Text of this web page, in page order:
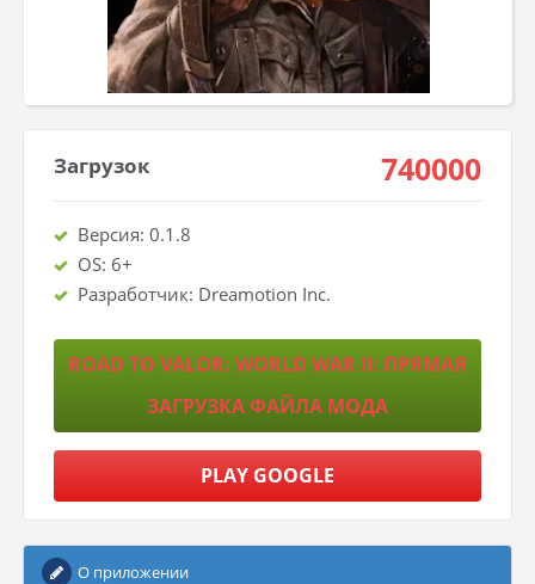
Загрузок 740000
Версия: 0.1.8
OS: 6+
Разработчик: Dreamotion Inc.
ROAD TO VALOR: WORLD WAR II: ПРЯМАЯ
ЗАГРУЗКА ФАЙЛА МОДА
PLAY GOOGLE
О приложении